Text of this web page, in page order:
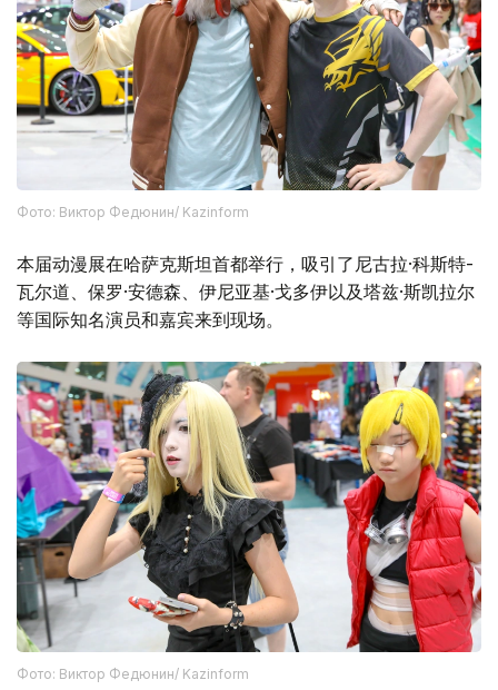
Фото: Виктор Федюнин/ Kazinform
本届动漫展在哈萨克斯坦首都举行，吸引了尼古拉·科斯特-
瓦尔道、保罗·安德森、伊尼亚基·戈多伊以及塔兹·斯凯拉尔
等国际知名演员和嘉宾来到现场。
Фото: Виктор Федюнин/ Kazinform